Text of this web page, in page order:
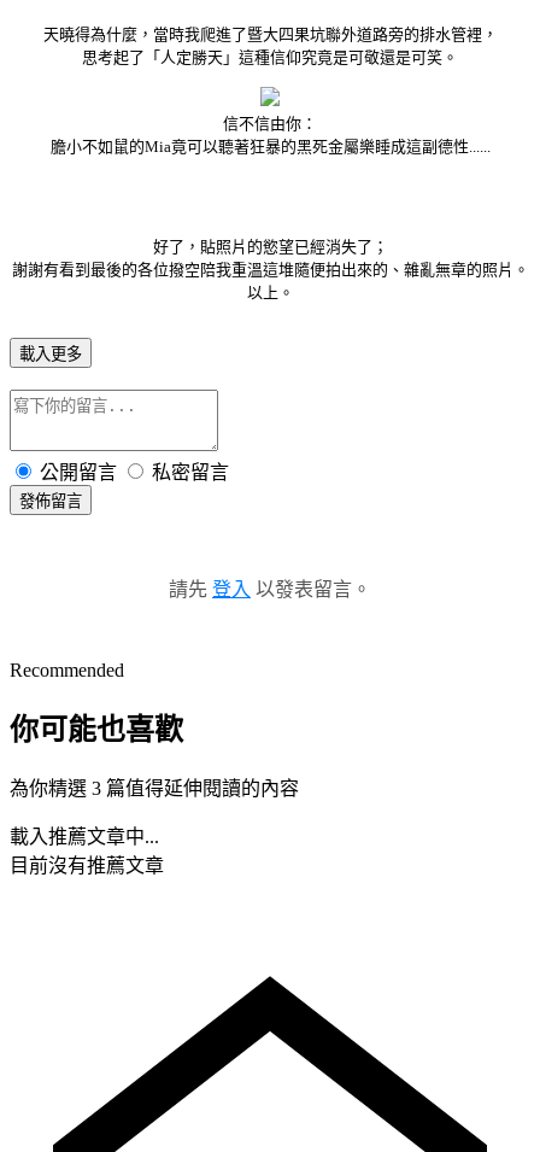
天曉得為什麼，當時我爬進了暨大四果坑聯外道路旁的排水管裡，
思考起了「人定勝天」這種信仰究竟是可敬還是可笑。
信不信由你：
膽小不如鼠的Mia竟可以聽著狂暴的黑死金屬樂睡成這副德性......
好了，貼照片的慾望已經消失了；
謝謝有看到最後的各位撥空陪我重溫這堆隨便拍出來的、雜亂無章的照片。
以上。
載入更多
公開留言 私密留言
發佈留言
請先 登入 以發表留言。
Recommended
你可能也喜歡
為你精選 3 篇值得延伸閱讀的內容
載入推薦文章中...
目前沒有推薦文章